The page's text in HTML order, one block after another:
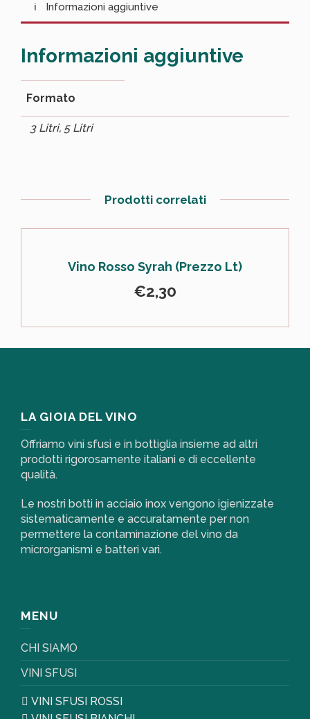
Informazioni aggiuntive
Informazioni aggiuntive
Formato
3 Litri, 5 Litri
Prodotti correlati
Vino Rosso Syrah (Prezzo Lt)
€2,30
LA GIOIA DEL VINO
Offriamo vini sfusi e in bottiglia insieme ad altri
prodotti rigorosamente italiani e di eccellente
qualità.
Le nostri botti in acciaio inox vengono igienizzate
sistematicamente e accuratamente per non
permettere la contaminazione del vino da
microrganismi e batteri vari.
MENU
CHI SIAMO
VINI SFUSI
VINI SFUSI ROSSI